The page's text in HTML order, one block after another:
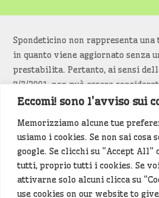
Eccomi! sono l'avviso sui
Memorizziamo alcune tue
usiamo i cookies. Se non sai cosa
google. Se clicchi su "Accept
tutti, proprio tutti i cookies. Se
attivarne solo alcuni clicca su
use cookies on our website to
Spondeticino non rappresenta
in quanto viene aggiornato senza
prestabilita. Pertanto, ai sensi
7/3/2001, non può essere
editoriale.
Siamo attenti a non violare
d’immagine. Se un contenuto è di
richiederne la rimozionediccelo
messaggio).